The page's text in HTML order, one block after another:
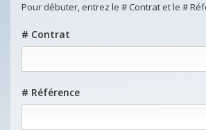
Pour débuter, entrez le # Contrat et le #
# Contrat
# Référence